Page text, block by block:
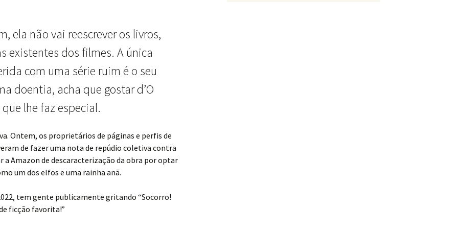
ela não vai reescrever os livros,
existentes dos filmes. A única
com uma série ruim é o seu
doentia, acha que gostar d’O
lhe faz especial.
Ontem, os proprietários de páginas e perfis de
de fazer uma nota de repúdio coletiva contra
a Amazon de descaracterização da obra por optar
um dos elfos e uma rainha anã.
tem gente publicamente gritando “Socorro!
ficção favorita!”